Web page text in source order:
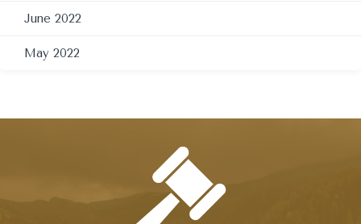
June 2022
May 2022